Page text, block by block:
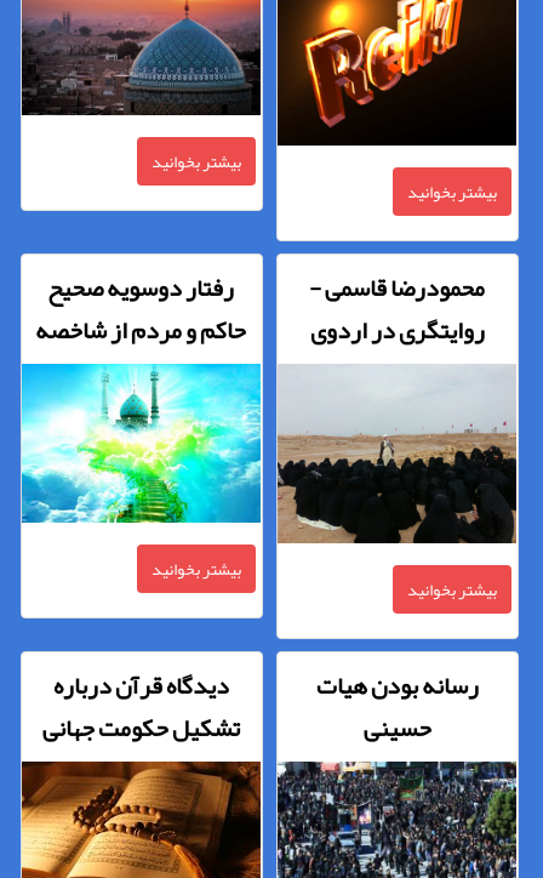
بیشتر بخوانید
بیشتر بخوانید
محمودرضا قاسمی -
روایتگری در اردوی
راهیان نور
بیشتر بخوانید
رفتار دوسویه صحیح
حاکم و مردم از شاخصه
های مدینه فاضله پیامبر
بود
بیشتر بخوانید
رسانه بودن هیات
حسینی
دیدگاه قرآن درباره
تشکیل حکومت جهانی
اسلامی، بسط دین اسلام و
زمامداری صالحان چگونه
است؟